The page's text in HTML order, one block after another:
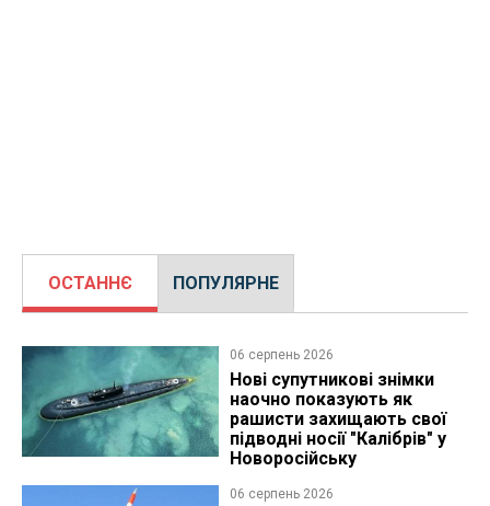
ОСТАННЄ ПОПУЛЯРНЕ
06 серпень 2026
Нові супутникові знімки
наочно показують як
рашисти захищають свої
підводні носії "Калібрів" у
Новоросійську
06 серпень 2026